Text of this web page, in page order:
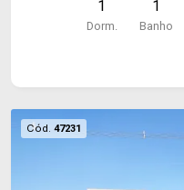
oferece: portaria
playground, salão
1
Dorm.
1
Banho
Cód. 47231